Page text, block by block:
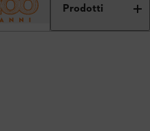
Prodotti